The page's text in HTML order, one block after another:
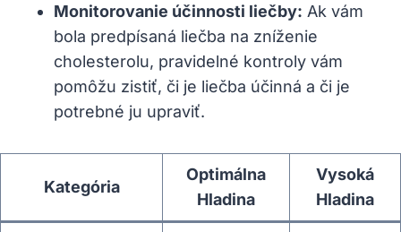
Monitorovanie účinnosti liečby: Ak vám
bola predpísaná liečba na zníženie
cholesterolu, pravidelné kontroly vám
pomôžu zistiť, či je liečba účinná a či je
potrebné ju upraviť.
Kategória
Optimálna
Hladina
Vysoká
Hladina